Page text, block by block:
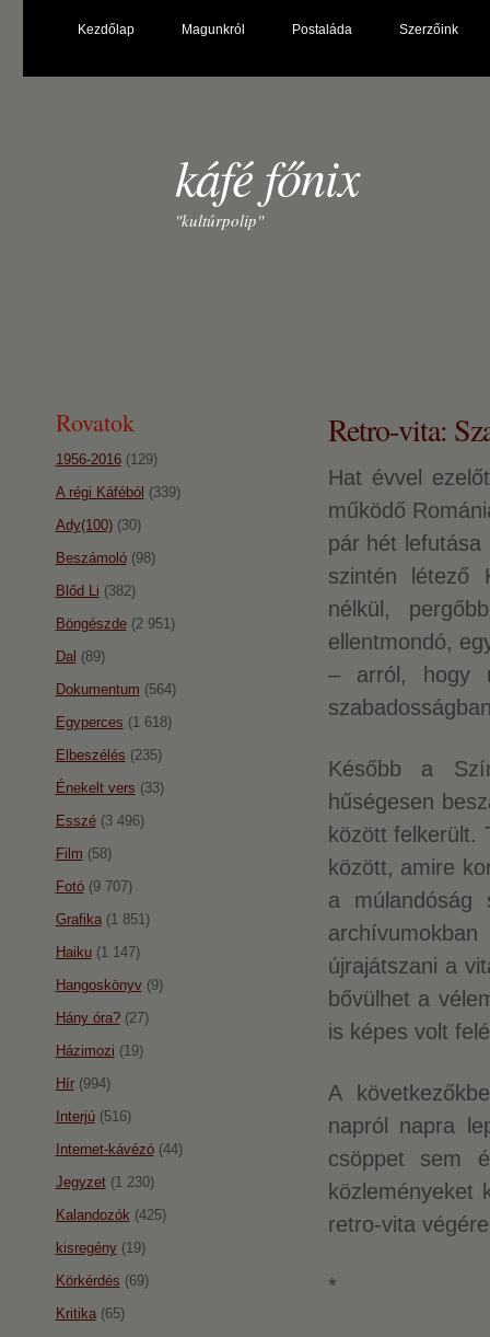
Kezdőlap Magunkról Postaláda Szerzőink
káfé főnix
"kultúrpolip"
Retro-vita:
Hat évvel
működő
pár hét lefutása
szintén létező
nélkül,
ellentmondó,
– arról, hogy
Később a
hűségesen
között felkerült.
között, amire
a múlandóság
újrajátszani a
bővülhet a
is képes volt
A
napról napra
csöppet sem
közleményeket
retro-vita
*
Rovatok
1956-2016(129)
A régi Káféból (339)
Ady(100)(30)
Beszámoló(98)
Blőd Li (382)
Böngészde(2 951)
Dal (89)
Dokumentum (564)
Egyperces (1 618)
Elbeszélés (235)
Énekelt vers (33)
Esszé(3 496)
Film (58)
Fotó(9 707)
Grafika(1 851)
Haiku(1 147)
Hangoskönyv(9)
Hány óra?(27)
Házimozi (19)
Hír(994)
Interjú(516)
Internet-kávézó(44)
Jegyzet(1 230)
Kalandozók (425)
kisregény(19)
Körkérdés (69)
Kritika(65)